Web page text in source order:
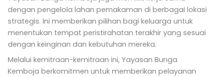
dengan pengelola lahan pemakaman di berbagai lokasi
strategis. Ini memberikan pilihan bagi keluarga untuk
menentukan tempat peristirahatan terakhir yang sesuai
dengan keinginan dan kebutuhan mereka.
Melalui kemitraan-kemitraan ini, Yayasan Bunga
Kemboja berkomitmen untuk memberikan pelayanan